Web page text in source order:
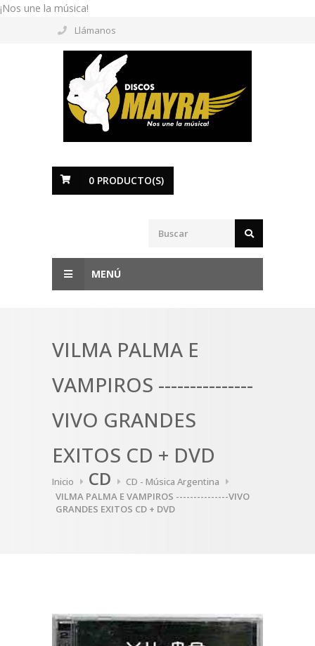
¡Nos une la música!
Llámanos
0 PRODUCTO(S)
MENÚ
VILMA PALMA E
VAMPIROS ---------------
VIVO GRANDES
EXITOS CD + DVD
Inicio CD
CD - Música Argentina
VILMA PALMA E VAMPIROS ---------------VIVO
GRANDES EXITOS CD + DVD